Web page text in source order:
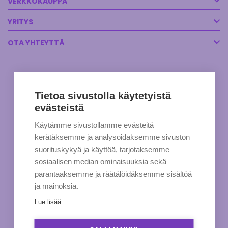
YRITYS
OTA YHTEYTTÄ
Tietoa sivustolla käytetyistä
evästeistä
Käytämme sivustollamme evästeitä
kerätäksemme ja analysoidaksemme sivuston
suorituskykyä ja käyttöä, tarjotaksemme
sosiaalisen median ominaisuuksia sekä
parantaaksemme ja räätälöidäksemme sisältöä
ja mainoksia.
Lue lisää